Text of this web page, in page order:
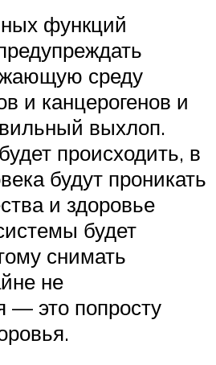
функций
среду
и канцерогенов и
выхлоп.
происходить, в
будут проникать
и здоровье
будет
снимать
не
— это попросту